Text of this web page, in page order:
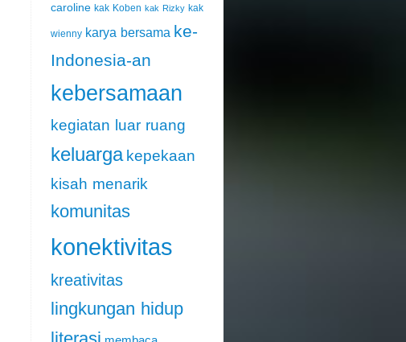
caroline kak Koben kak Rizky kak
wienny karya bersama ke-
Indonesia-an
kebersamaan
kegiatan luar ruang
keluarga kepekaan
kisah menarik
komunitas
konektivitas
kreativitas
lingkungan hidup